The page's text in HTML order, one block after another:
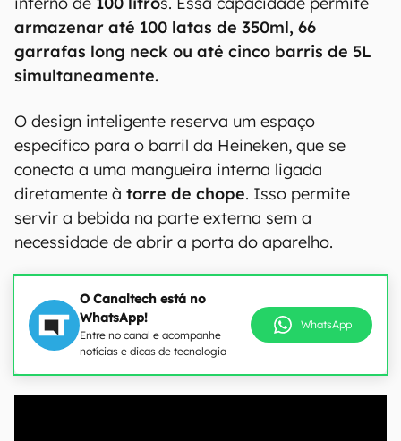
armazenar até 100 latas de 350ml, 66
garrafas long neck ou até cinco barris de 5L
simultaneamente.
O design inteligente reserva um espaço
específico para o barril da Heineken, que se
conecta a uma mangueira interna ligada
diretamente à torre de chope. Isso permite
servir a bebida na parte externa sem a
necessidade de abrir a porta do aparelho.
O Canaltech está no
WhatsApp!
Entre no canal e acompanhe
notícias e dicas de tecnologia
WhatsApp